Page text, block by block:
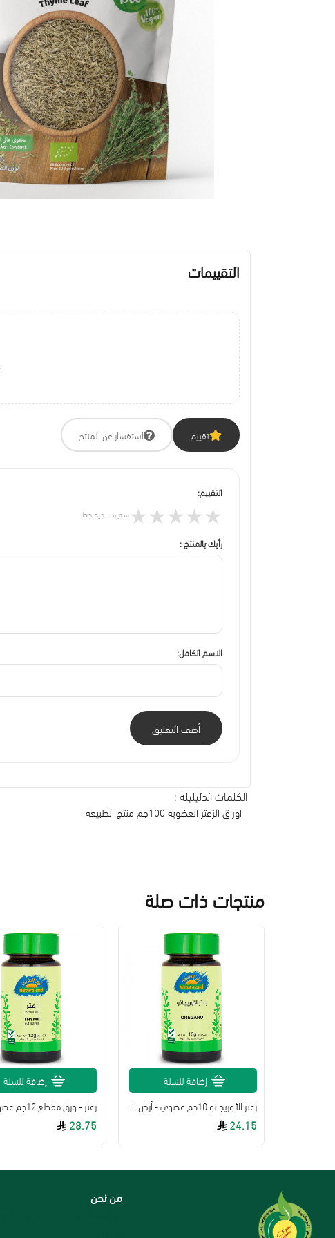
التقييمات
تقييم استفسار عن المنتج
التقييم:
★★★★★ سيء – جيد جدا
رأيك بالمنتج :
الاسم الكامل:
أضف التعليق
الكلمات الدليليلة :
اوراق الزعتر العضوية 100جم منتج الطبيعة
منتجات ذات صلة
24.15
إضافة للسلة
زعتر - ورق مقطع 12جم عضوي
28.75
إضافة للسلة
من نحن